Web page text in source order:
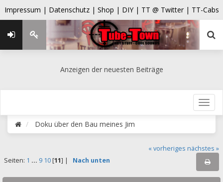
Impressum | Datenschutz | Shop | DIY | TT @ Twitter | TT-Cabs
Anzeigen der neuesten Beiträge
Doku über den Bau meines Jim
« vorheriges nächstes »
Seiten: 1 ... 9 10[11] | Nach unten